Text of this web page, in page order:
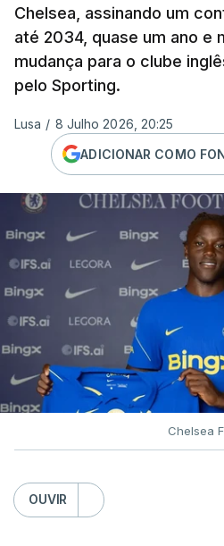
Chelsea, assinando um
até 2034, quase um ano e
mudança para o clube
pelo Sporting.
Lusa / 8 Julho 2026, 20:25
ADICIONAR COMO
Chelsea
OUVIR